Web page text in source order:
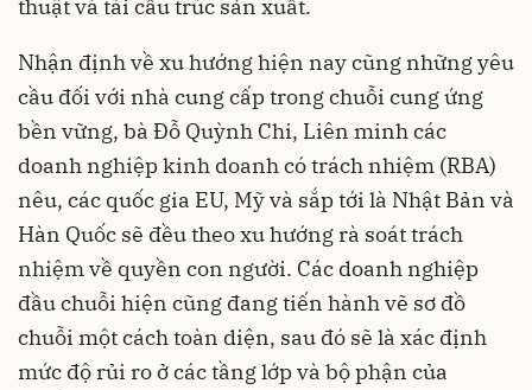
thuật và tái cấu trúc sản xuất.
Nhận định về xu hướng hiện nay cũng những yêu
cầu đối với nhà cung cấp trong chuỗi cung ứng
bền vững, bà Đỗ Quỳnh Chi, Liên minh các
doanh nghiệp kinh doanh có trách nhiệm (RBA)
nêu, các quốc gia EU, Mỹ và sắp tới là Nhật Bản và
Hàn Quốc sẽ đều theo xu hướng rà soát trách
nhiệm về quyền con người. Các doanh nghiệp
đầu chuỗi hiện cũng đang tiến hành vẽ sơ đồ
chuỗi một cách toàn diện, sau đó sẽ là xác định
mức độ rủi ro ở các tầng lớp và bộ phận của